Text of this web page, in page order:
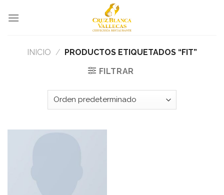
INICIO / PRODUCTOS ETIQUETADOS “FIT”
FILTRAR